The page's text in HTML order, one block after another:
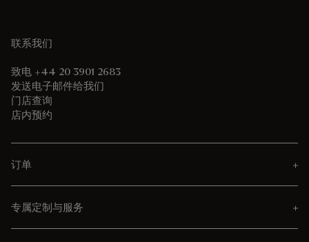
联系我们
致电 +44 20 3901 2683
发送电子邮件给我们
门店查询
店内预约
订单
专属定制与服务